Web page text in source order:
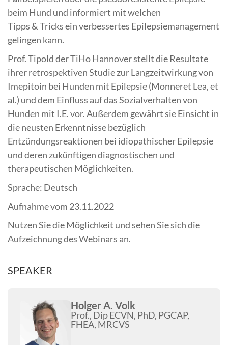
beim Hund und informiert mit welchen
Tipps & Tricks ein verbessertes Epilepsiemanagement
gelingen kann.
Prof. Tipold der TiHo Hannover stellt die Resultate
ihrer retrospektiven Studie zur Langzeitwirkung von
Imepitoin bei Hunden mit Epilepsie (Monneret Lea, et
al.) und dem Einfluss auf das Sozialverhalten von
Hunden mit I.E. vor. Außerdem gewährt sie Einsicht in
die neusten Erkenntnisse bezüglich
Entzündungsreaktionen bei idiopathischer Epilepsie
und deren zukünftigen diagnostischen und
therapeutischen Möglichkeiten.
Sprache: Deutsch
Aufnahme vom 23.11.2022
Nutzen Sie die Möglichkeit und sehen Sie sich die
Aufzeichnung des Webinars an.
SPEAKER
Holger A. Volk
Prof., Dip ECVN, PhD, PGCAP,
FHEA, MRCVS